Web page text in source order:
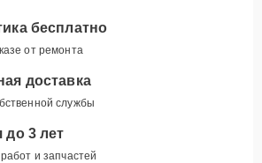
бесплатно
от ремонта
доставка
службы
до 3 лет
и запчастей